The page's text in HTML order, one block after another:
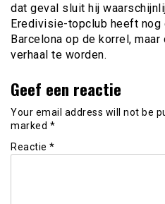
dat geval sluit hij
Eredivisie-topclub heeft nog
Barcelona op de korrel,
verhaal te worden.
Geef een reactie
Your email address will not be
marked *
Reactie *